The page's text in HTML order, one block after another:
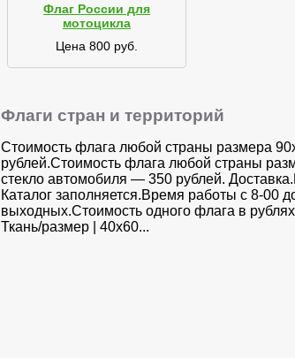
Флаг России для
мотоцикла
Цена 800 руб.
Флаги стран и территорий
Стоимость флага любой страны размера
рублей.Стоимость флага любой страны
стекло автомобиля — 350 рублей.
Каталог заполняется.Время работы с 8-00
выходных.Стоимость одного флага в
Ткань/размер | 40х60...